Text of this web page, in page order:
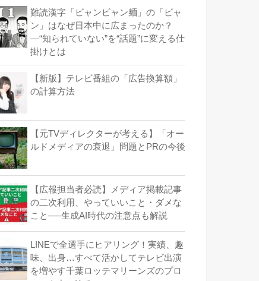
難読漢字「ビャンビャン麺」の「ビャ
ン」はなぜ日本中に広まったのか？
―“知られていない”を“話題”に変える仕
掛けとは
【新版】テレビ番組の「広告換算額」
の計算方法
【元TVディレクターが考える】「オー
ルドメディアの衰退」問題とPRの今後
【広報担当者必読】メディア掲載記事
の二次利用、やっていいこと・ダメな
こと──生成AI時代の注意点も解説
LINEで全選手にヒアリング！実績、趣
味、出身…すべて活かしてテレビ出演
を増やす千葉ロッテマリーンズのプロ